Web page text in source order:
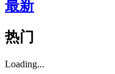
最新
热门
Loading...